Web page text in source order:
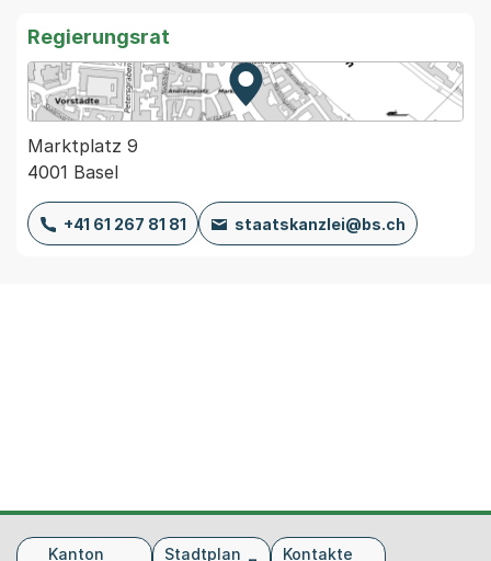
Regierungsrat
Zur Karte von MapBS.
Externer Link, wird in einem
Marktplatz 9
4001 Basel
+41 61 267 81 81 staatskanzlei@bs.ch
FusszeileKanton
Stadtplan
Kontakte